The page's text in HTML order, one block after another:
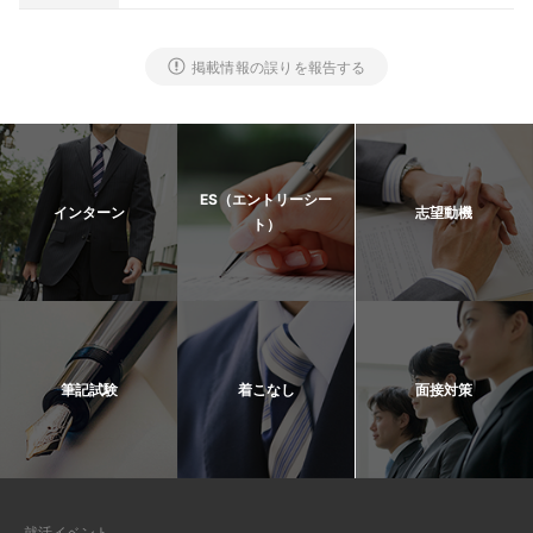
掲載情報の誤りを報告する
インターン
ES（エントリーシー
ト）
志望動機
筆記試験 着こなし 面接対策